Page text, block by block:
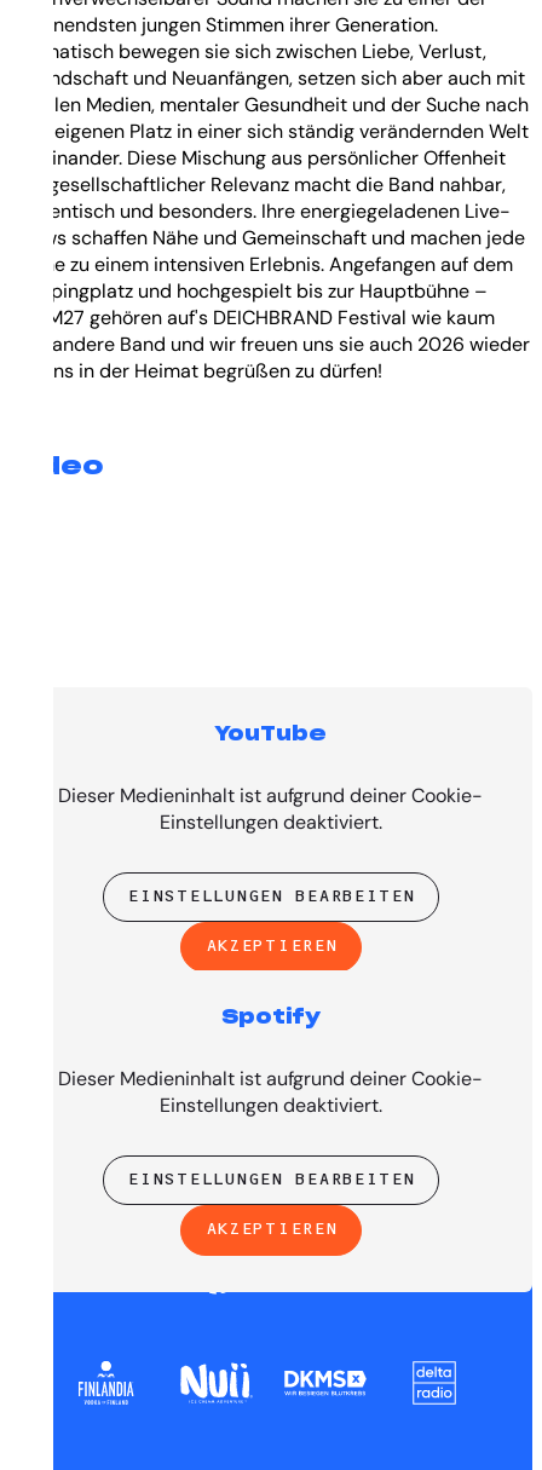
spannendsten jungen Stimmen ihrer Generation.
Thematisch bewegen sie sich zwischen Liebe, Verlust,
Freundschaft und Neuanfängen, setzen sich aber auch mit
sozialen Medien, mentaler Gesundheit und der Suche nach
dem eigenen Platz in einer sich ständig verändernden Welt
auseinander. Diese Mischung aus persönlicher Offenheit
und gesellschaftlicher Relevanz macht die Band nahbar,
authentisch und besonders. Ihre energiegeladenen Live-
Shows schaffen Nähe und Gemeinschaft und machen jede
Bühne zu einem intensiven Erlebnis. Angefangen auf dem
Campingplatz und hochgespielt bis zur Hauptbühne –
RAUM27 gehören auf's DEICHBRAND Festival wie kaum
eine andere Band und wir freuen uns sie auch 2026 wieder
bei uns in der Heimat begrüßen zu dürfen!
Video
YouTube
Dieser Medieninhalt ist aufgrund deiner Cookie-
Einstellungen deaktiviert.
EINSTELLUNGEN BEARBEITEN
AKZEPTIEREN
Spotify
Dieser Medieninhalt ist aufgrund deiner Cookie-
Einstellungen deaktiviert.
EINSTELLUNGEN BEARBEITEN
AKZEPTIEREN